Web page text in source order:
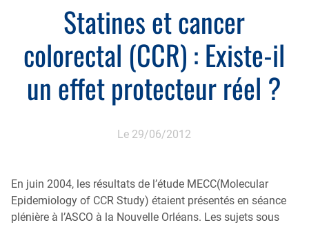
Statines et cancer
colorectal (CCR) : Existe-il
un effet protecteur réel ?
Le 29/06/2012
En juin 2004, les résultats de l’étude MECC(Molecular
Epidemiology of CCR Study) étaient présentés en séance
plénière à l’ASCO à la Nouvelle Orléans. Les sujets sous
Gastro-pédiatrie
Hépatologie
Motricité
Cellule d’Aide à la Recherche Clinique
Juridique
Plateau technique
Estomac
Foie
Nutrition
Pancréas
Annuaire
Colobox